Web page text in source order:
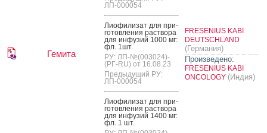
Гемита
ЛП-000054
Ли­офи­лизат для при­
готов­ле­ния рас­тво­ра
для ин­фу­зий 1000 мг:
фл. 1шт.
РУ: ЛП-№(003024)-
(РГ-RU) от 16.08.23
Предыдущий РУ:
ЛП-000054
Ли­офи­лизат для при­
готов­ле­ния рас­тво­ра
для ин­фу­зий 1400 мг:
фл. 1 шт.
FRESENIUS KABI
DEUTSCHLAND
(Германия)
Произведено:
FRESENIUS KABI
ONCOLOGY (Индия)